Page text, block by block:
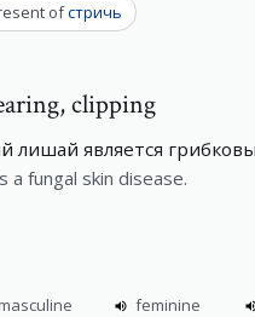
ofстричь
clipping
лишай является
a fungal skin disease.
feminine